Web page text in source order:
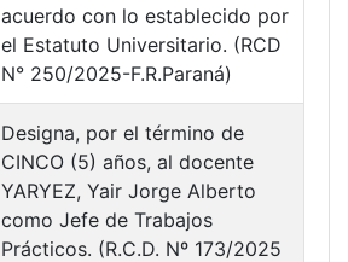
acuerdo con lo establecido por
el Estatuto Universitario. (RCD
N° 250/2025-F.R.Paraná)
Designa, por el término de
CINCO (5) años, al docente
YARYEZ, Yair Jorge Alberto
como Jefe de Trabajos
Prácticos. (R.C.D. Nº 173/2025